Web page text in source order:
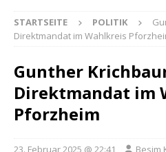
STARTSEITE POLITIK
Direktmandat im Wahlkreis
Gunther
Direktmandat im
Pforzheim
23. Februar 2025 @ 22:41 Besim